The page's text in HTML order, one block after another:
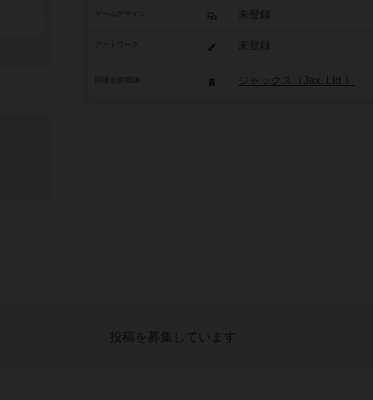
ゲームデザイン 未登録
アートワーク 未登録
ジャックス（Jax, Ltd.）
投稿を募集しています